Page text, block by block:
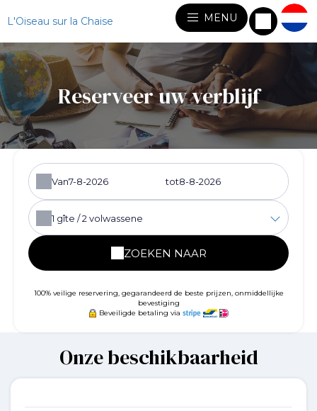
L'Oiseau sur la Chaise MENU
Reserveer uw verblijf
Van tot
1 gîte /2 volwassene
ZOEKEN NAAR
100% veilige reservering, gegarandeerd de beste prijzen, onmiddellijke
bevestiging
Beveiligde betaling via
Onze beschikbaarheid